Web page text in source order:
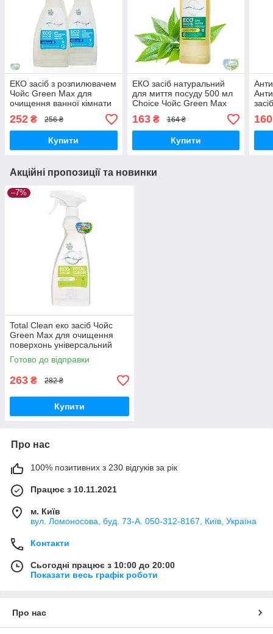
EКО засіб з розпилювачем
Чойс Green Max для
очищення ванної кімнати
натуральний 500 мл
Choice Чойс Green Max
252 ₴ 256 ₴
Купити
EКО засіб натуральний
для миття посуду 500 мл
Choice Чойс Green Max
163₴ 164 ₴
Купити
160
Акційні пропозиції та новинки
–7%
Total Clean еко засіб Чойс
Green Max для очищення
поверхонь універсальний
натуральний Choice Чойс
Green Max
Готово до відправки
263 ₴ 282 ₴
Купити
Про нас
100% позитивних з 230 відгуків за рік
Працює з 10.11.2021
м. Київ
вул. Ломоносова, буд. 73-А. 050-312-8167, Київ, Україна
Контакти
Сьогодні працює з 10:00 до 20:00
Показати весь графік роботи
Про нас